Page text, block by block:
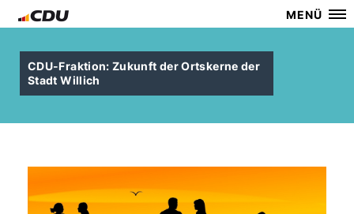
MENÜ
CDU-Fraktion: Zukunft der Ortskerne der
Stadt Willich